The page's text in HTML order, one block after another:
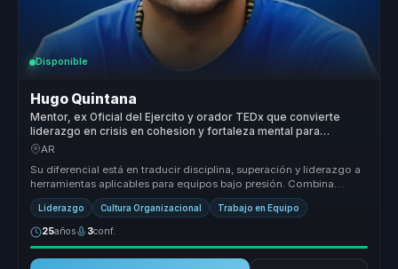
Disponible
Hugo Quintana
Mentor, ex Oficial del Ejercito y orador TEDx que convierte
liderazgo en crisis en cohesion y fortaleza mental para
equipos.
AR
Su diferencial está en traducir disciplina, superación y liderazgo a
herramientas aplicables para equipos bajo presión. Combina
autoridad...
Liderazgo Cultura Organizacional Trabajo en Equipo
25años 3conf.